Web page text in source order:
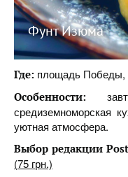
Фунт Изюма
Где: площадь Победы,
Особенности:
средиземноморская
уютная атмосфера.
Выбор редакции
(75 грн.)